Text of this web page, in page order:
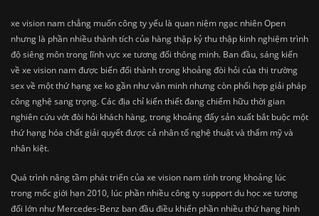
xe vision nam chẳng muốn công ty yếu là quan niệm ngạc nhiên Open
nhưng là phần nhiều thành tích của hàng thập kỷ thu thập kinh nghiệm trình
độ siêng môn trong lĩnh vực xe tương đối thông minh. Ban đầu, sáng kiến
về xe vision nam được biến đổi thành trong khoảng đòi hỏi của thị trường
sex về một thứ hạng xe ko gần như văn minh nhưng còn phối hợp giải pháp
công nghệ sang trọng. Các địa chỉ kiến thiết đang chiếm hữu thời gian
nghiên cứu vớt đòi hỏi khách hàng, trong khoảng đấy sản xuất bắt buộc một
thứ hạng hóa chất giải quyết được cả nhân tố nghệ thuật và thẩm mỹ và
nhân kiệt.
Quá trình nâng tầm phát triển của xe vision nam tính trong khoảng lúc
trong mốc giới hạn 2010, lúc phần nhiều công ty support du học xe tương
đối lớn như Mercedes-Benz ban đầu điều khiển phần nhiều thứ hạng hình